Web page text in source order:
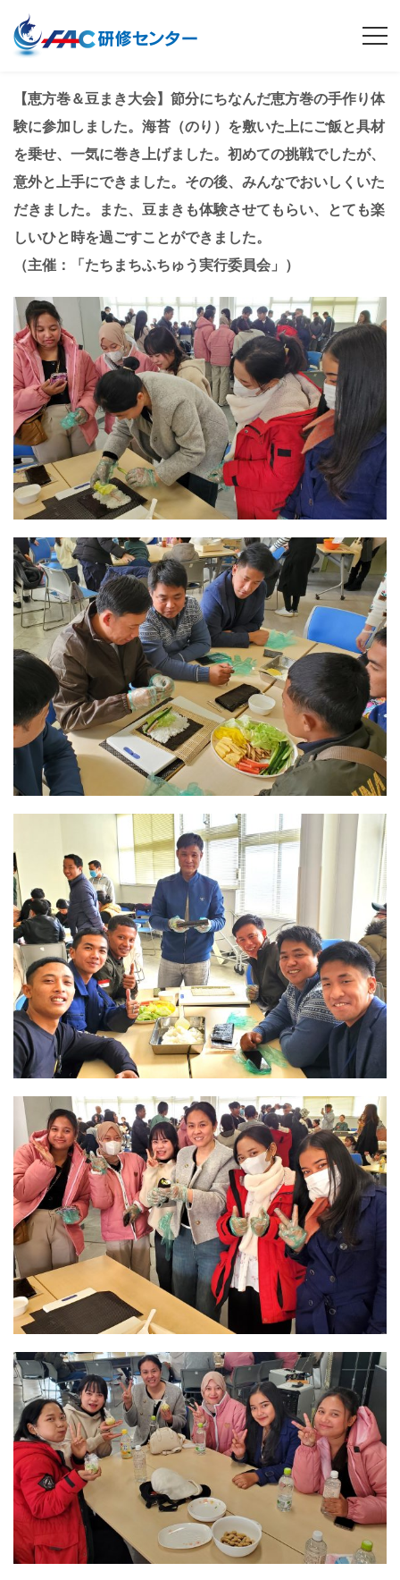
【恵方巻＆豆まき大会】節分にちなんだ恵方巻の手作り体
験に参加しました。海苔（のり）を敷いた上にご飯と具材
を乗せ、一気に巻き上げました。初めての挑戦でしたが、
意外と上手にできました。その後、みんなでおいしくいた
だきました。また、豆まきも体験させてもらい、とても楽
しいひと時を過ごすことができました。
（主催：「たちまちふちゅう実行委員会」）